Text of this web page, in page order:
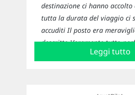
destinazione ci hanno
tutta la durata del viaggio ci
accuditi Il posto era
descritto Veramente tutto
Sicuramente ci affideremo
Leggi tutto